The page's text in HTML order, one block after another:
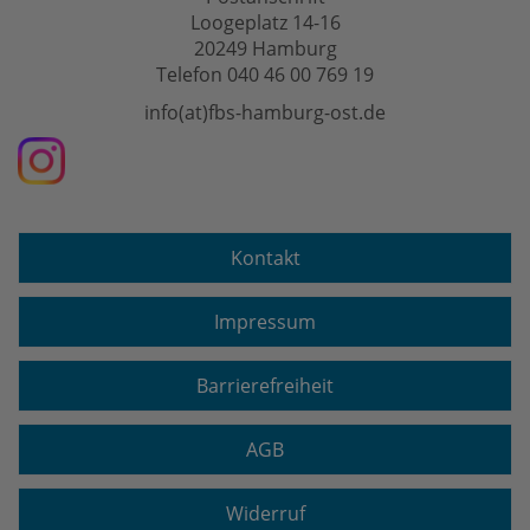
Loogeplatz 14-16
20249 Hamburg
Telefon 040 46 00 769 19
info(at)fbs-hamburg-ost.de
Kontakt
Impressum
Barrierefreiheit
AGB
Widerruf